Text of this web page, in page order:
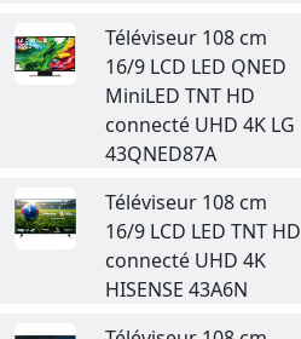
Téléviseur 108 cm
16/9 LCD LED QNED
MiniLED TNT HD
connecté UHD 4K LG
43QNED87A
Téléviseur 108 cm
16/9 LCD LED TNT HD
connecté UHD 4K
HISENSE 43A6N